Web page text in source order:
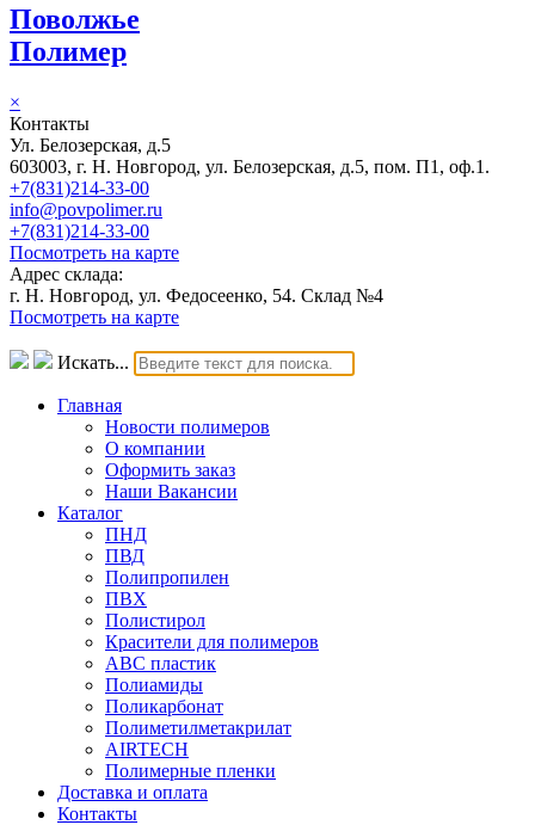
Поволжье
Полимер
×
Контакты
Ул. Белозерская, д.5
603003, г. Н. Новгород, ул. Белозерская, д.5, пом. П1, оф.1.
+7(831)214-33-00
info@povpolimer.ru
+7(831)214-33-00
Посмотреть на карте
Адрес склада:
г. Н. Новгород, ул. Федосеенко, 54. Склад №4
Посмотреть на карте
Искать...
Главная
Новости полимеров
О компании
Оформить заказ
Наши Вакансии
Каталог
ПНД
ПВД
Полипропилен
ПВХ
Полистирол
Красители для полимеров
АВС пластик
Полиамиды
Поликарбонат
Полиметилметакрилат
AIRTECH
Полимерные пленки
Доставка и оплата
Контакты